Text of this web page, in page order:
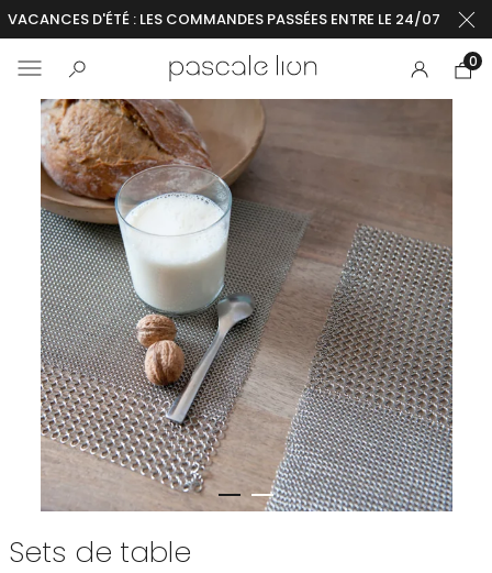
VACANCES D'ÉTÉ : LES COMMANDES PASSÉES ENTRE LE 24/07 ET
0
Sets de table